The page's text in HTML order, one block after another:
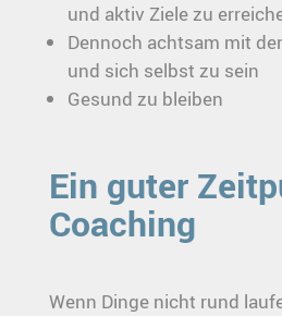
und aktiv Ziele zu
Dennoch achtsam mit
und sich selbst zu sein
Gesund zu bleiben
Ein guter
Coaching
Wenn Dinge nicht rund